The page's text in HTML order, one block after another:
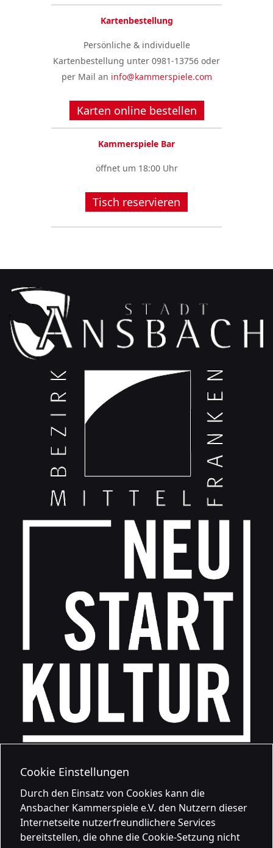
Cookie Einstellungen
Durch den Einsatz von Cookies kann die
Ansbacher Kammerspiele e.V. den Nutzern dieser
Internetseite nutzerfreundlichere Services
bereitstellen, die ohne die Cookie-Setzung nicht
Kartenbestellung
Persönliche & individuelle
Kartenbestellung unter 0981-13756 oder
per Mail an info@kammerspiele.com
Karten online bestellen
Kammerspiele Bar
öffnet um 18:00 Uhr
Tisch reservieren